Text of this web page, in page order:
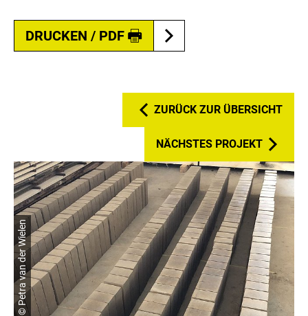
DRUCKEN / PDF
ZURÜCK ZUR ÜBERSICHT
NÄCHSTES PROJEKT
© Petra van der Wielen